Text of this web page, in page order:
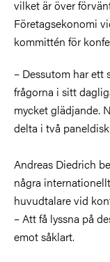
vilket är över
Företagsekonomi
kommittén för
– Dessutom har ett
frågorna i sitt
mycket glädjande.
delta i två
Andreas Diedrich
några
huvudtalare vid
– Att få lyssna på
emot såklart.